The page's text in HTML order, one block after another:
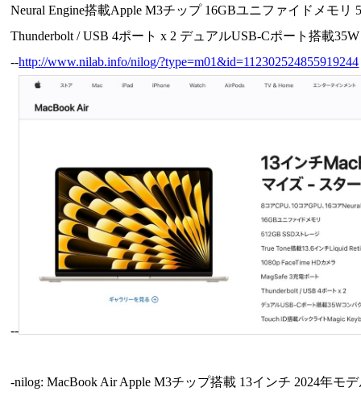
Neural Engine搭載Apple M3チップ 16GBユニファイドメモリ
Thunderbolt / USB 4ポート x 2 デュアルUSB-Cポート搭載
--http://www.nilab.info/nilog/?type=m01&id=112302524855919244
--
-nilog: MacBook Air Apple M3チップ搭載 13インチ 2024年モ